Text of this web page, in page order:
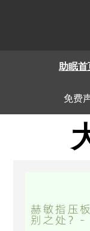
助眠首
免费